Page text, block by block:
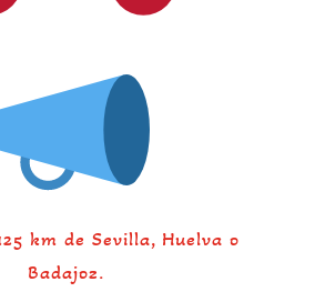
km de Sevilla, Huelva o
Badajoz.